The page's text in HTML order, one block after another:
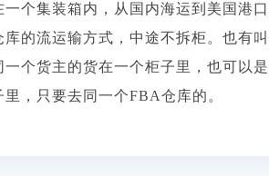
一个集装箱内，从国内海运到美国港
库的流运输方式，中途不拆柜。也有
一个货主的货在一个柜子里，也可以
，只要去同一个FBA仓库的。